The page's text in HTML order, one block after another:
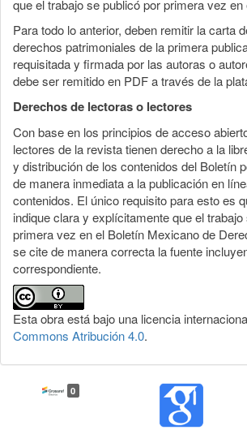
que el trabajo se publicó por primera vez
Para todo lo anterior, deben remitir la carta
derechos patrimoniales de la primera
requisitada y firmada por las autoras o
debe ser remitido en PDF a través de la
Derechos de lectoras o lectores
Con base en los principios de acceso
lectores de la revista tienen derecho a la
y distribución de los contenidos del Boletín
de manera inmediata a la publicación en
contenidos. El único requisito para esto es
indique clara y explícitamente que el
primera vez en el Boletín Mexicano de
se cite de manera correcta la fuente
correspondiente.
Esta obra está bajo una licencia
Commons Atribución 4.0.
0